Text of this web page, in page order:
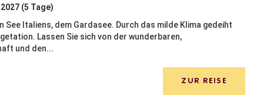
(5 Tage)
See Italiens, dem Gardasee. Durch das milde Klima gedeiht
Lassen Sie sich von der wunderbaren,
und den...
ZUR REISE